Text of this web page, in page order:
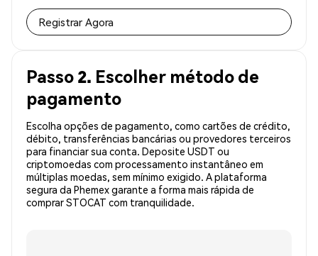
Registrar Agora
Passo 2. Escolher método de
pagamento
Escolha opções de pagamento, como cartões de crédito,
débito, transferências bancárias ou provedores terceiros
para financiar sua conta. Deposite USDT ou
criptomoedas com processamento instantâneo em
múltiplas moedas, sem mínimo exigido. A plataforma
segura da Phemex garante a forma mais rápida de
comprar STOCAT com tranquilidade.